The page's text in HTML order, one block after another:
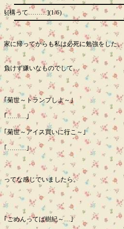
§[構って………](1/6)
家に帰ってからも私は必死に勉強をした。
負けず嫌いなものでして…
｢菊世～トランプしよ～｣
｢………｣
｢菊世～アイス買いに行こ～｣
｢………｣
ってな感じでいましたら。
｢ごめんってば樹紀～…｣